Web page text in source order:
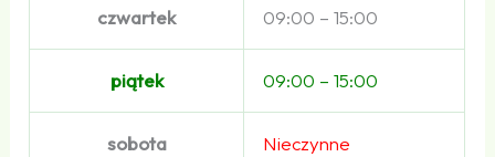
czwartek 09:00 – 15:00
piątek 09:00 – 15:00
sobota Nieczynne